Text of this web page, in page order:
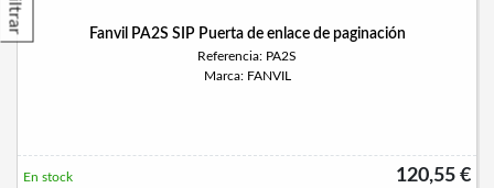
Filtrar Fanvil PA2S SIP Puerta de enlace de paginación
Referencia: PA2S
Marca: FANVIL
120,55 €
En stock